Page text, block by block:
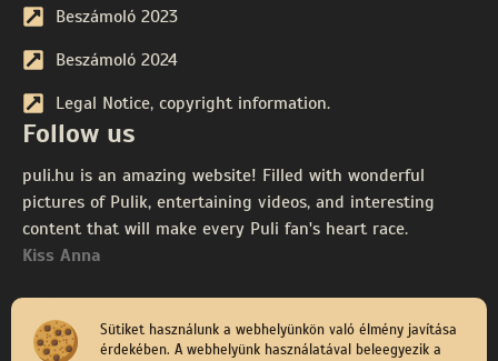
Sütiket használunk a webhelyünkön való élmény javítása
érdekében. A webhelyünk használatával beleegyezik a
Beszámoló 2023
Beszámoló 2024
Legal Notice, copyright information.
Follow us
puli.hu is an amazing website! Filled with wonderful
pictures of Pulik, entertaining videos, and interesting
content that will make every Puli fan's heart race.
Kiss Anna